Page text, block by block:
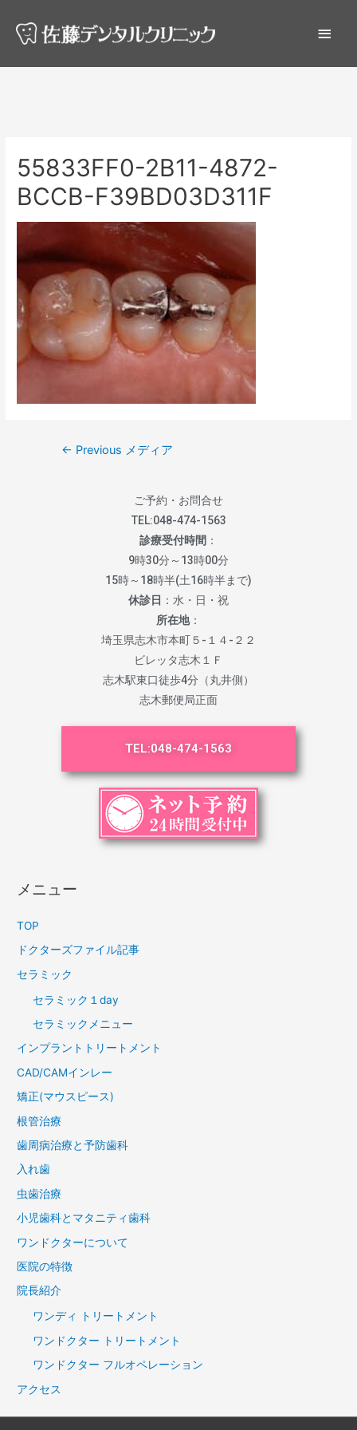
55833FF0-2B11-4872-
BCCB-F39BD03D311F
← Previous メディア
ご予約・お問合せ
TEL:048-474-1563
診療受付時間 ：
9時30分～13時00分
15時～18時半(土16時半まで)
休診日 ：水・日・祝
所在地：
埼玉県志木市本町５-１４-２２
ビレッタ志木１Ｆ
志木駅東口徒歩4分（丸井側）
志木郵便局正面
TEL:048-474-1563
メニュー
TOP
ドクターズファイル記事
セラミック
セラミック１day
セラミックメニュー
インプラントトリートメント
CAD/CAMインレー
矯正(マウスピース)
根管治療
歯周病治療と予防歯科
入れ歯
虫歯治療
小児歯科とマタニティ歯科
ワンドクターについて
医院の特徴
院長紹介
ワンディ トリートメント
ワンドクター トリートメント
ワンドクター フルオペレーション
アクセス